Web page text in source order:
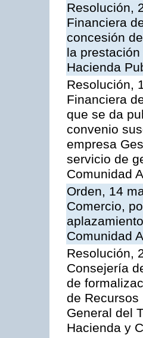
Resolución,
Financiera
concesión
la
Hacienda
Resolución,
Financiera
que se da
convenio
empresa
servicio de
Comunidad
Orden, 14
Comercio,
Comunidad
Resolución,
Consejería
de
de
General del
Hacienda y